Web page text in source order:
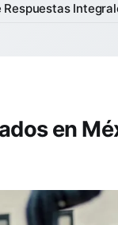
Respuestas
en